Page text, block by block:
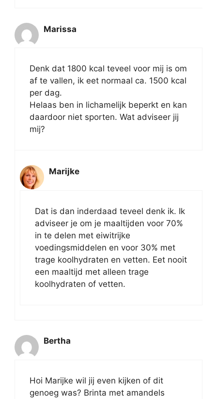
Marissa
Denk dat 1800 kcal teveel voor mij is om
af te vallen, ik eet normaal ca. 1500 kcal
per dag.
Helaas ben in lichamelijk beperkt en kan
daardoor niet sporten. Wat adviseer jij
mij?
Marijke
Dat is dan inderdaad teveel denk ik. Ik
adviseer je om je maaltijden voor 70%
in te delen met eiwitrijke
voedingsmiddelen en voor 30% met
trage koolhydraten en vetten. Eet nooit
een maaltijd met alleen trage
koolhydraten of vetten.
Bertha
Hoi Marijke wil jij even kijken of dit
genoeg was? Brinta met amandels